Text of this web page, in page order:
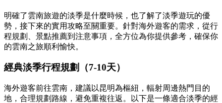
明確了雲南旅遊的淡季是什麼時候，也了解了淡季遊玩的優
勢，接下來的實用攻略至關重要。針對海外遊客的需求，從行
程規劃、景點推薦到注意事項，全方位為你提供參考，確保你
的雲南之旅順利愉快。
經典淡季行程規劃（7-10天）
海外遊客前往雲南，建議以昆明為樞紐，輻射周邊熱門目的
地，合理規劃路線，避免重複往返。以下是一條適合淡季的經